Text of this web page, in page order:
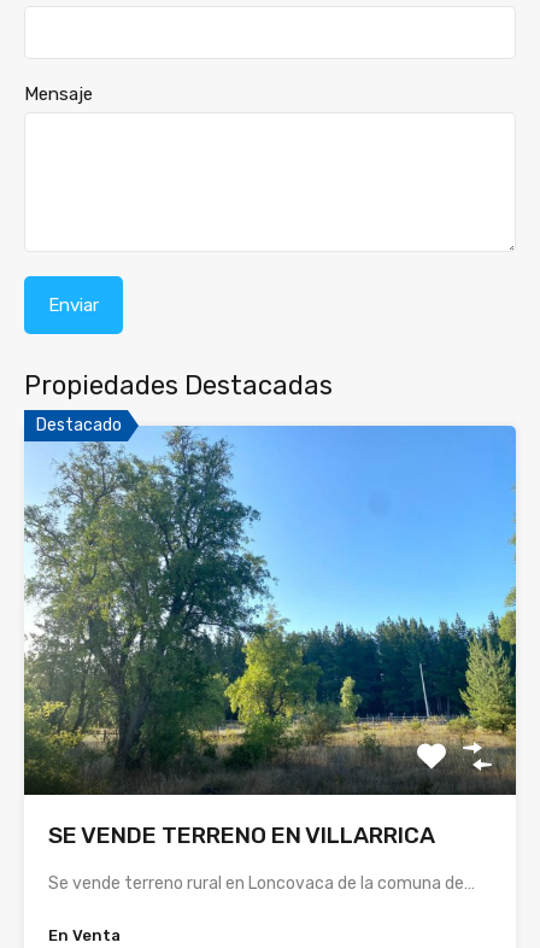
Mensaje
Propiedades Destacadas
Destacado
SE VENDE TERRENO EN VILLARRICA
Se vende terreno rural en Loncovaca de la comuna de…
En Venta